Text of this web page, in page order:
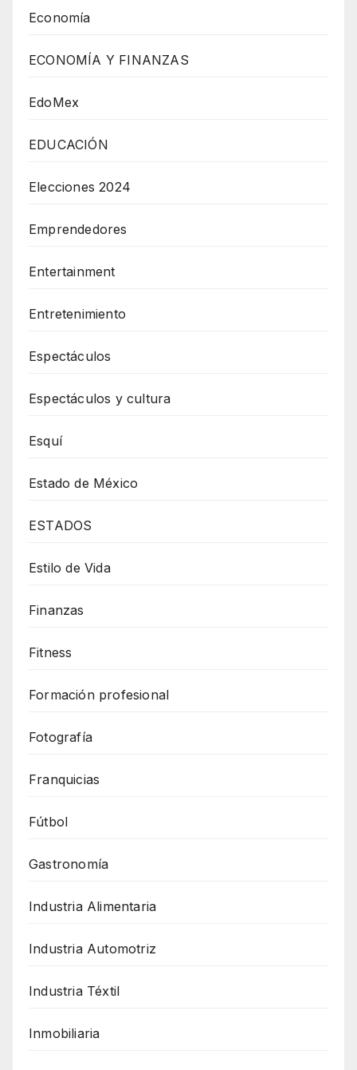
Economía
ECONOMÍA Y FINANZAS
EdoMex
EDUCACIÓN
Elecciones 2024
Emprendedores
Entertainment
Entretenimiento
Espectáculos
Espectáculos y cultura
Esquí
Estado de México
ESTADOS
Estilo de Vida
Finanzas
Fitness
Formación profesional
Fotografía
Franquicias
Fútbol
Gastronomía
Industria Alimentaria
Industria Automotriz
Industria Téxtil
Inmobiliaria